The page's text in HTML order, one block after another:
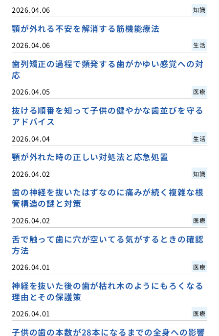
2026.04.06 知識
顎が外れる不安を解消する筋機能療法
2026.04.06 生活
歯列矯正の過程で頻発する歯がかゆい感覚への対
応
2026.04.05 医療
抜ける順番を知って子供の健やかな歯並びを守る
アドバイス
2026.04.04 生活
顎が外れた時の正しい対処法と応急処置
2026.04.02 知識
歯の神経を抜いたはずなのに痛みが続く複雑な根
管構造の謎と対策
2026.04.02 医療
舌で触って歯に穴が空いてる気がするときの確認
方法
2026.04.01 医療
神経を抜いた後の歯が枯れ木のようにもろくなる
理由とその保護策
2026.04.01 医療
子供の歯の本数が28本になるまでの全身への影響